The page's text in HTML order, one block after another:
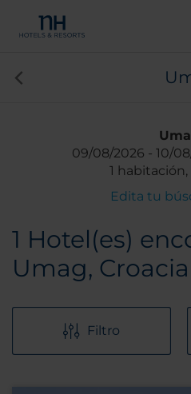
09/08/2026
10/
1
Edita tu
1 Hotel(es)
Umag, Croacia
Filtro